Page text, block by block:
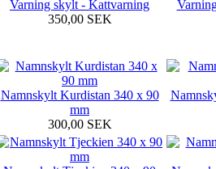
Varning skylt - Kattvarning
350,00 SEK
Namnskylt Kurdistan 340 x 90
mm
300,00 SEK